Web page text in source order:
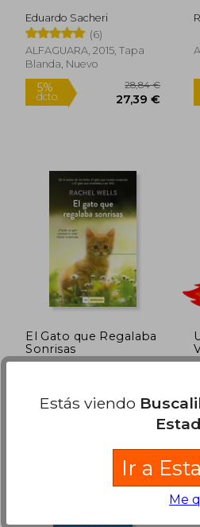
5%
dcto. 38,76 €
22,95 €
21,80 €
Rápido
Eduardo Sacheri
(6)
ALFAGUARA, 2015, Tapa
Blanda, Nuevo
El Gato que Regalaba
Sonrisas
Duomo Ediciones, 2019, 1
Estás viendo
Ir a
Me